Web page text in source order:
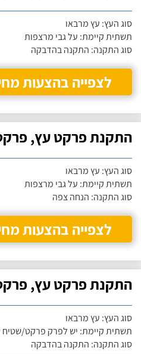
סוג העץ: עץ מרבאו
תשתית קיימת: על גבי מרצפות
סוג התקנה: התקנה בהדבקה
לצפייה בהצעות
התקנת פרקט עץ,
סוג העץ: עץ מרבאו
תשתית קיימת: על גבי מרצפות
סוג התקנה: הנחה צפה
לצפייה בהצעות
התקנת פרקט עץ,
סוג העץ: עץ מרבאו
תשתית קיימת: יש לפרק פרקט/שטיח
סוג התקנה: התקנה בהדבקה